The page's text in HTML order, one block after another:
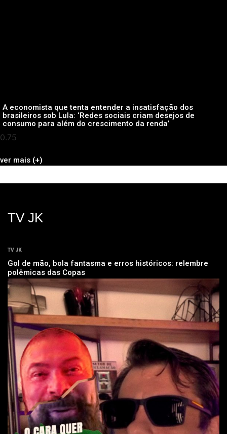
A economista que tenta entender a insatisfação dos
brasileiros sob Lula: ‘Redes sociais criam desejos de
consumo para além do crescimento da renda’
ver mais (+)
TV JK
TV JK
Gol de mão, bola fantasma e erros históricos: relembre
polêmicas das Copas